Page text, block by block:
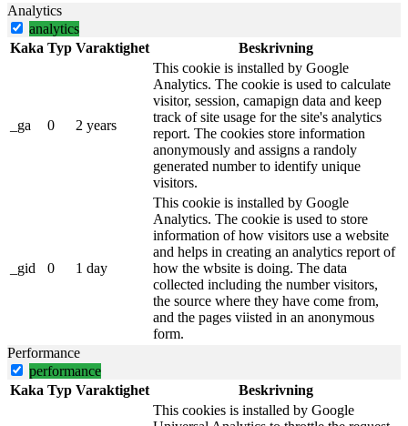
Analytics
analytics
Kaka Typ Varaktighet Beskrivning
_ga 0 2 years
This cookie is installed by Google
Analytics. The cookie is used to calculate
visitor, session, camapign data and keep
track of site usage for the site's analytics
report. The cookies store information
anonymously and assigns a randoly
generated number to identify unique
visitors.
_gid 0 1 day
This cookie is installed by Google
Analytics. The cookie is used to store
information of how visitors use a website
and helps in creating an analytics report of
how the wbsite is doing. The data
collected including the number visitors,
the source where they have come from,
and the pages viisted in an anonymous
form.
Performance
performance
Kaka Typ Varaktighet
Beskrivning
This cookies is installed by Google